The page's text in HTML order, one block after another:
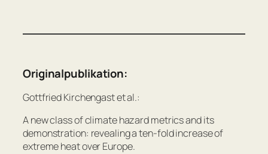
Originalpublikation:
Gottfried Kirchengast et al.:
A new class of climate hazard metrics and its
demonstration: revealing a ten-fold increase of
extreme heat over Europe.